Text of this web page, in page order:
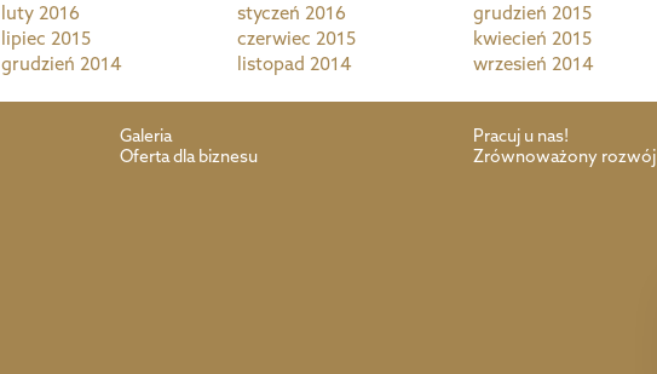
luty 2016 styczeń 2016 grudzień 2015
lipiec 2015 czerwiec 2015 kwiecień 2015
grudzień 2014 listopad 2014 wrzesień 2014
Galeria
Oferta dla biznesu
Pracuj u nas!
Zrównoważony rozwój